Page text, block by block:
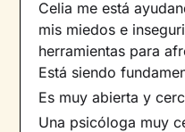
Celia me está
mis miedos e
herramientas para
Está siendo
Es muy abierta y
Una psicóloga muy